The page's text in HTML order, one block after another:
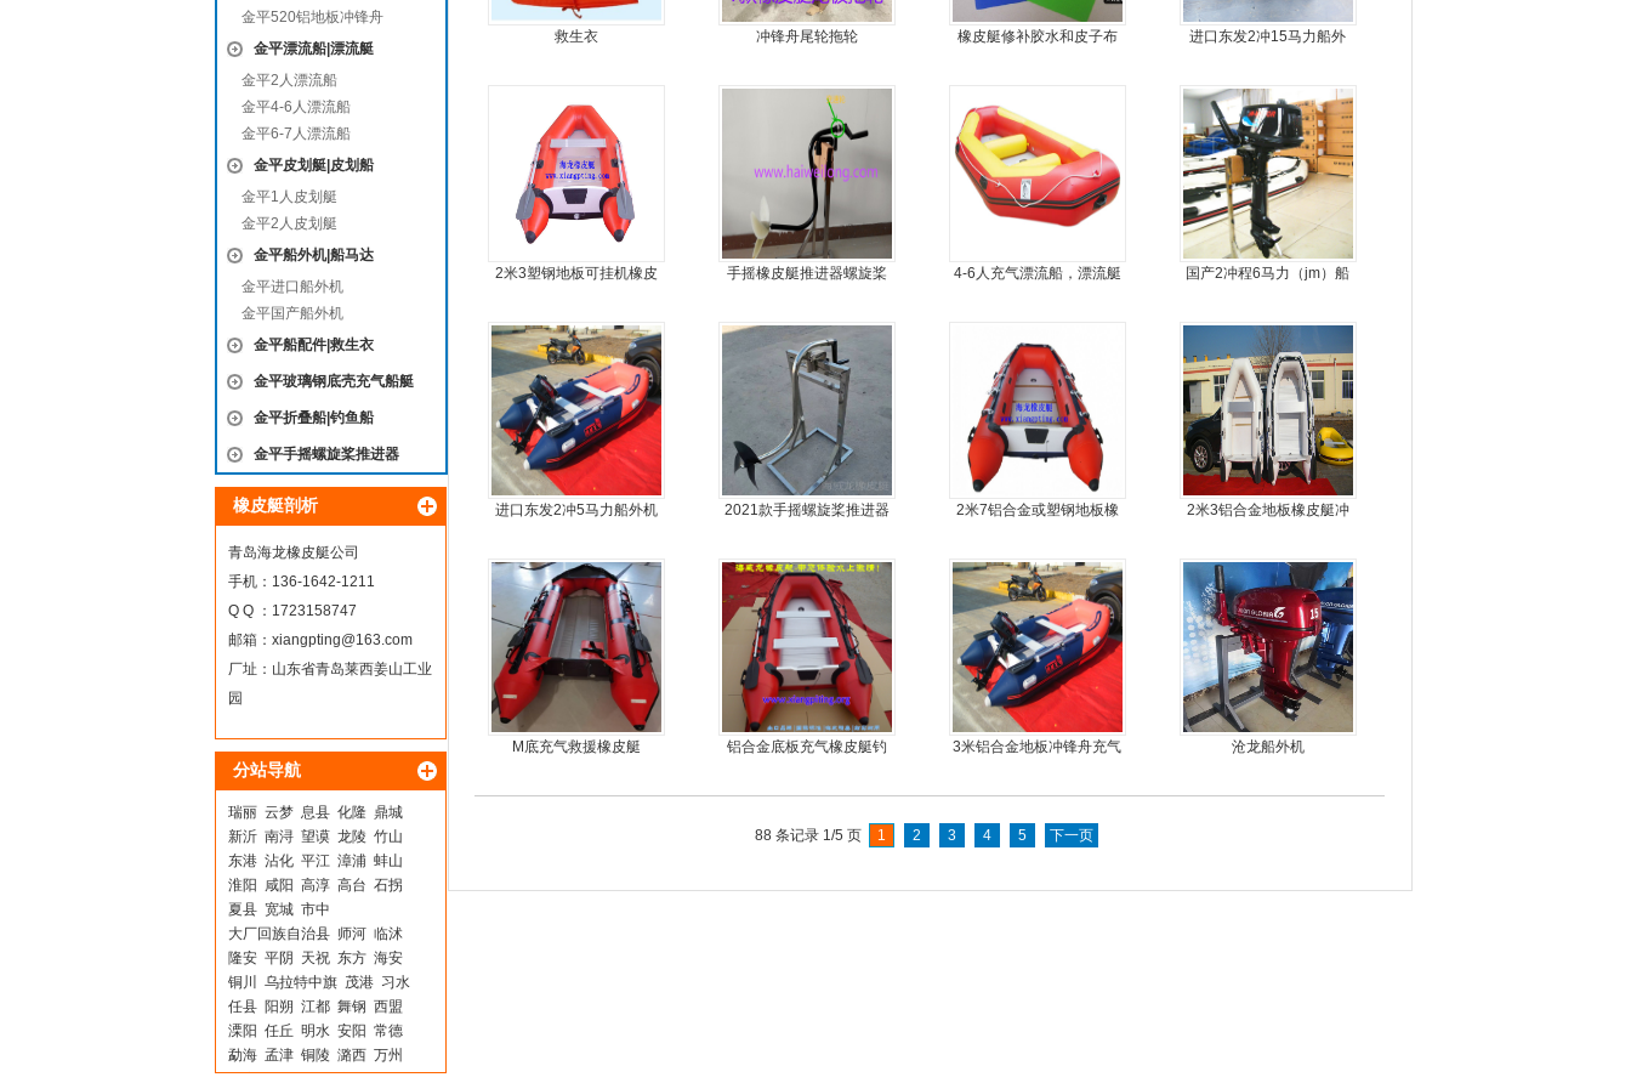
金平520铝地板冲锋舟
金平漂流船|漂流艇
金平2人漂流船
金平4-6人漂流船
金平6-7人漂流船
金平皮划艇|皮划船
金平1人皮划艇
金平2人皮划艇
金平船外机|船马达
金平进口船外机
金平国产船外机
金平船配件|救生衣
金平玻璃钢底壳充气船艇
金平折叠船|钓鱼船
金平手摇螺旋桨推进器
橡皮艇剖析
青岛海龙橡皮艇公司
手机：136-1642-1211
Q Q ：1723158747
邮箱： xiangpting@163.com
厂址：山东省青岛莱西姜山工业
园
分站导航
瑞丽 云梦 息县 化隆 鼎城
新沂 南浔 望谟 龙陵 竹山
东港 沾化 平江 漳浦 蚌山
淮阳
咸阳 高淳 高台 石拐
夏县 宽城 市中
大厂回族自治县 师河 临沭
隆安 平阴 天祝 东方 海安
铜川
乌拉特中旗 茂港 习水
任县
阳朔 江都 舞钢 西盟
溧阳 任丘 明水 安阳 常德
勐海 孟津 铜陵 潞西 万州
救生衣 冲锋舟尾轮拖轮
橡皮艇修补胶水和皮子布
进口东发2冲15马力船外
2米3塑钢地板可挂机橡皮
手摇橡皮艇推进器螺旋桨
4-6人充气漂流船，漂流艇
国产2冲程6马力（jm）船
进口东发2冲5马力船外机
2021款手摇螺旋桨推进器
2米7铝合金或塑钢地板橡
2米3铝合金地板橡皮艇冲
M底充气救援橡皮艇
铝合金底板充气橡皮艇钓
3米铝合金地板冲锋舟充气
沧龙船外机
88 条记录 1/5 页 1 2 3 4 5 下一页